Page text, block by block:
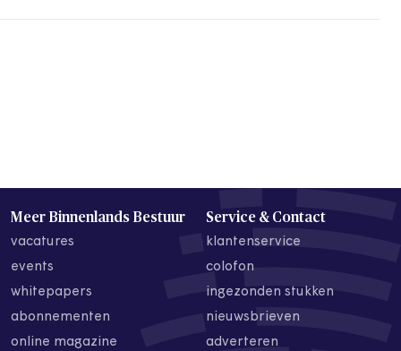
Meer Binnenlands Bestuur
vacatures
events
whitepapers
abonnementen
online magazine
Service & Contact
klantenservice
colofon
ingezonden stukken
nieuwsbrieven
adverteren